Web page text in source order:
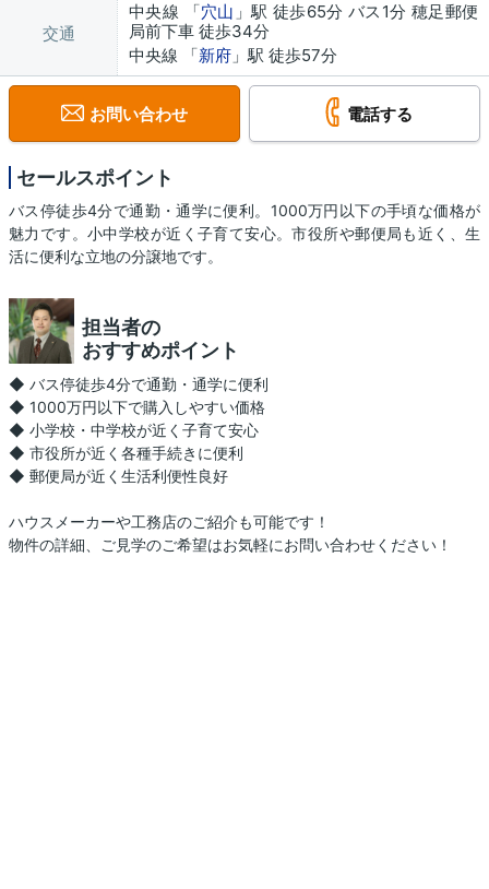
交通
中央線 「穴山 」駅 徒歩65分 バス1分 穂足郵便
局前下車 徒歩34分
中央線 「新府 」駅 徒歩57分
お問い合わせ 電話する
セールスポイント
バス停徒歩4分で通勤・通学に便利。1000万円以下の手頃な価格が
魅力です。小中学校が近く子育て安心。市役所や郵便局も近く、生
活に便利な立地の分譲地です。
担当者の
おすすめポイント
◆ バス停徒歩4分で通勤・通学に便利
◆ 1000万円以下で購入しやすい価格
◆ 小学校・中学校が近く子育て安心
◆ 市役所が近く各種手続きに便利
◆ 郵便局が近く生活利便性良好
ハウスメーカーや工務店のご紹介も可能です！
物件の詳細、ご見学のご希望はお気軽にお問い合わせください！